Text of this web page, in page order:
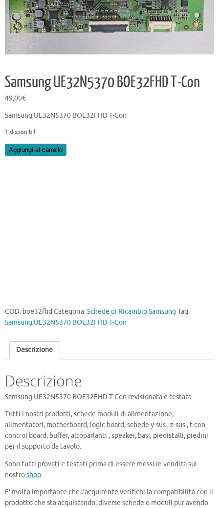
Samsung UE32N5370 BOE32FHD T-Con
49,00€
Samsung UE32N5370 BOE32FHD T-Con
1 disponibili
Samsung
Aggiungi al carrello
COD: boe32fhd Categoria:Schede di Ricambio Samsung Tag:
Samsung UE32N5370 BOE32FHD T-Con
Descrizione
Descrizione
Samsung UE32N5370 BOE32FHD T-Con revisionata e testata.
Tutti i nostri prodotti, schede moduli di alimentazione,
alimentatori, motherboard, logic board, schede y-sus , z-sus , t-con
control board, buffer, altoparlanti , speaker, basi, piedistalli, piedini
per il supporto da tavolo.
Sono tutti provati e testati prima di essere messi in vendita sul
nostroshop
E’ molto importante che l’acquirente verifichi la compatibilità con il
prodotto che sta acquistando, diverse schede o moduli pur avendo